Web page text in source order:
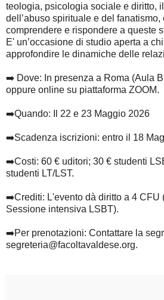
teologia, psicologia sociale e diritto,
dell’abuso spirituale e del
comprendere e rispondere a queste
E' un’occasione di studio aperta a
approfondire le dinamiche delle
➡️ Dove: In presenza a Roma (Aula
oppure online su piattaforma ZOOM.
➡️Quando: Il 22 e 23 Maggio 2026
➡️Scadenza iscrizioni: entro il 18
➡️Costi: 60 € uditori; 30 € studenti
studenti LT/LST.
➡️Crediti: L'evento dà diritto a 4 CFU
Sessione intensiva LSBT).
➡️Per prenotazioni: Contattare la
segreteria@facoltavaldese.org.